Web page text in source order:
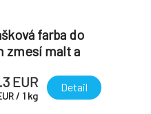
farba do
zmesí malt a
g
EUR
/ 1 kg
Detail